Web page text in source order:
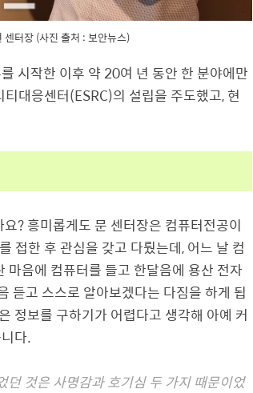
터장 (사진 출처 : 보안뉴스)
시작한 이후 약 20여 년 동안 한 분야에만
대응센터(ESRC)의 설립을 주도했고, 현
? 흥미롭게도 문 센터장은 컴퓨터전공이
접한 후 관심을 갖고 다뤘는데, 어느 날 컴
음에 컴퓨터를 들고 한달음에 용산 전자
듣고 스스로 알아보겠다는 다짐을 하게 됩
정보를 구하기가 어렵다고 생각해 아예 커
다.
것은 사명감과 호기심 두 가지 때문이었